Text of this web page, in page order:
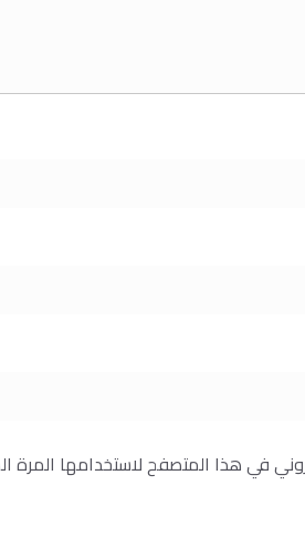
في هذا المتصفح لاستخدامها المرة